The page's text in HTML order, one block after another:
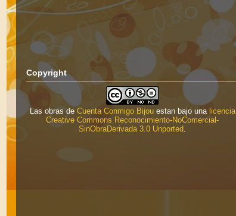
Copyright
Las obras de Cuenta Conmigo Bijouestan bajo una licencia
Creative Commons Reconocimiento-NoComercial-
SinObraDerivada 3.0 Unported.